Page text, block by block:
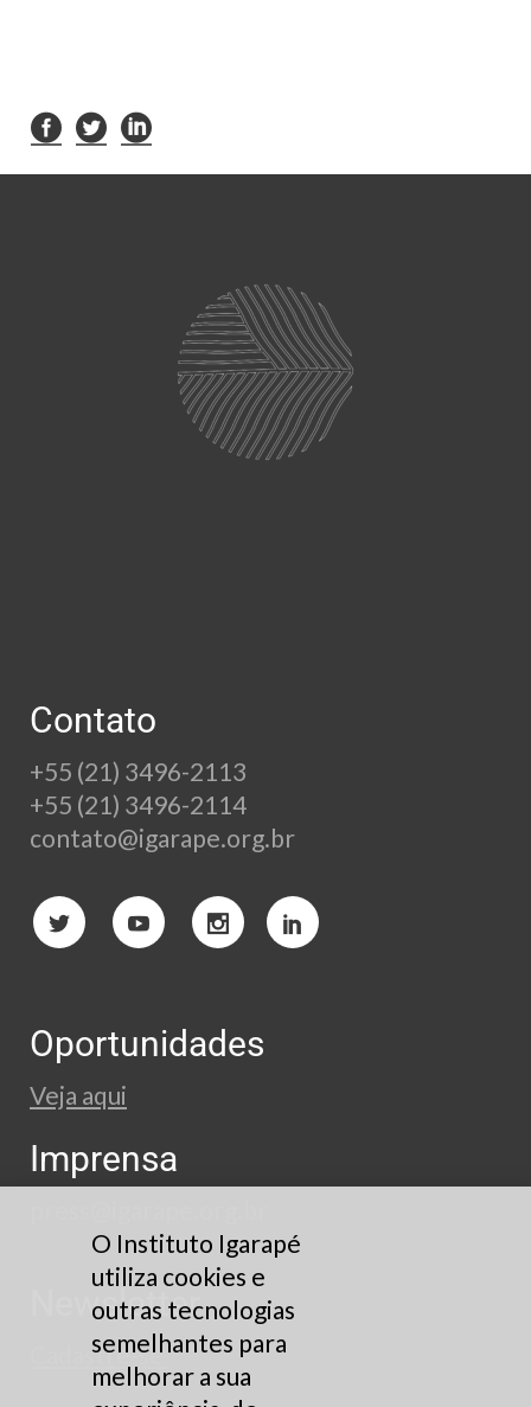
Contato
+55 (21) 3496-2113
+55 (21) 3496-2114
contato@igarape.org.br
Oportunidades
Veja aqui
Imprensa
Newsletter
Cadastre-se
O Instituto Igarapé
utiliza cookies e
outras tecnologias
semelhantes para
melhorar a sua